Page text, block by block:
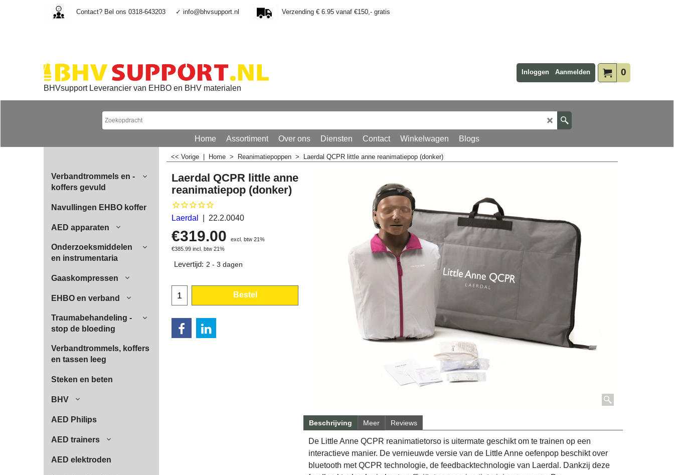
Contact? Bel ons 0318-643203 ✓ info@bhvsupport.nl Verzending € 6.95 vanaf €150,- gratis
0
Inloggen Aanmelden
BHVsupport Leverancier van EHBO en BHV materialen
Home Assortiment Over ons Diensten Contact Winkelwagen Blogs
Verbandtrommels en -
koffers gevuld
Navullingen EHBO koffer
AED apparaten
Onderzoeksmiddelen
en instrumentaria
Gaaskompressen
EHBO en verband
Traumabehandeling -
stop de bloeding
Verbandtrommels, koffers
en tassen leeg
Steken en beten
BHV
AED Philips
AED trainers
AED elektroden
<< Vorige Home > Reanimatiepoppen > Laerdal QCPR little anne reanimatiepop (donker)
Laerdal QCPR little anne
reanimatiepop (donker)
Laerdal 22.2.0040
€319.00
excl. btw 21%
€385.99 incl. btw 21%
Levertijd: 2 - 3 dagen
Bestel
Beschrijving Meer Reviews
De Little Anne QCPR reanimatietorso is uitermate geschikt om te trainen op een
interactieve manier. De vernieuwde versie van de Little Anne oefenpop beschikt over
bluetooth met QCPR technologie, de feedbacktechnologie van Laerdal. Dankzij deze